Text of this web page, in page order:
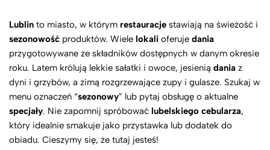
Lublin to miasto, w którym restauracje stawiają na świeżość i
sezonowość produktów. Wiele lokali oferuje dania
przygotowywane ze składników dostępnych w danym okresie
roku. Latem królują lekkie sałatki i owoce, jesienią dania z
dyni i grzybów, a zimą rozgrzewające zupy i gulasze. Szukaj w
menu oznaczeń “sezonowy” lub pytaj obsługę o aktualne
specjały. Nie zapomnij spróbować lubelskiego cebularza,
który idealnie smakuje jako przystawka lub dodatek do
obiadu. Cieszymy się, że tutaj jesteś!